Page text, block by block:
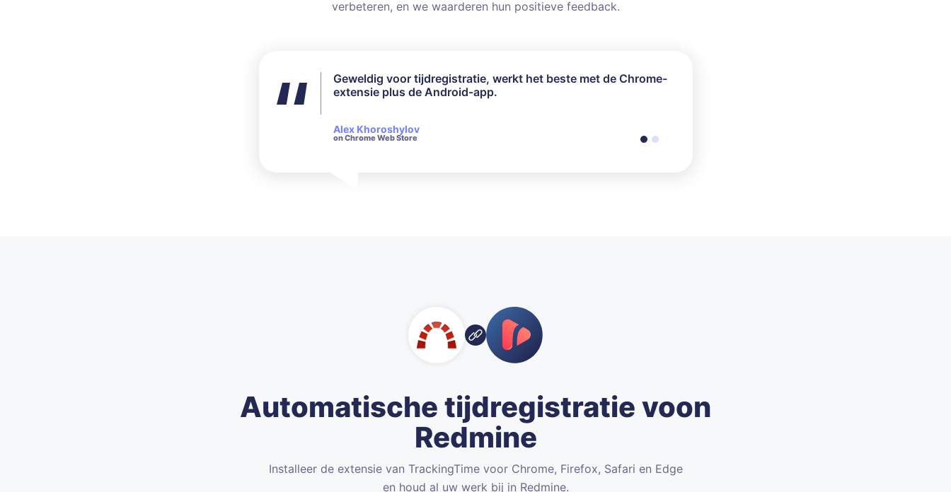
verbeteren, en we waarderen hun positieve feedback.
Geweldig voor tijdregistratie, werkt het beste met de Chrome-
extensie plus de Android-app.
Alex Khoroshylov
on Chrome Web Store
Ik heb niet alle beschikbare functies gebruikt, maar voor mijn
behoeften werkte het perfect. Hun klantenservice is zeer
Salvador Carranza
on Chrome Web Store
Automatische tijdregistratie voon
Redmine
Installeer de extensie van TrackingTime voor Chrome, Firefox, Safari en Edge
en houd al uw werk bij in Redmine.